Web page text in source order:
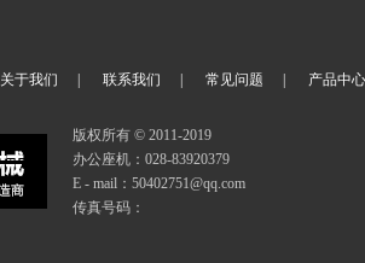
关于我们 联系我们 常见问题 产品中心
版权所有 © 2011-2019
办公座机：028-83920379
E - mail：50402751@qq.com
传真号码：